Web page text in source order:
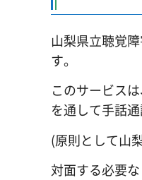
山梨県立聴覚
す。
このサービス
を通して手話
(原則として山
対面する必要